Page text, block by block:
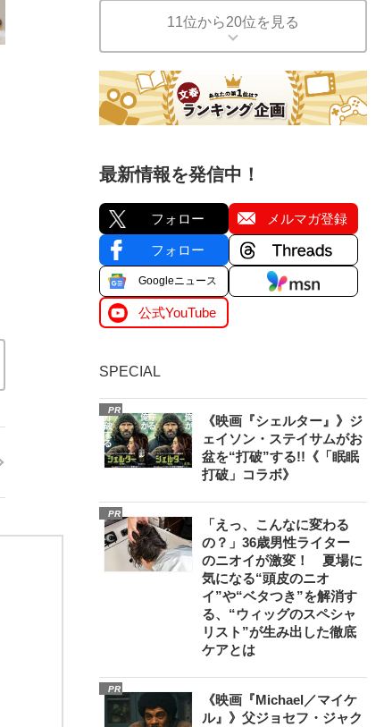
11位から20位を見る
最新情報を発信中！
フォロー メルマガ登録
フォロー
Googleニュース
公式YouTube
SPECIAL
PR
《映画『シェルター』》ジ
ェイソン・ステイサムがお
盆を“打破”する!!《「眠眠
打破」コラボ》
PR
「えっ、こんなに変わる
の？」36歳男性ライター
のニオイが激変！ 夏場に
気になる“頭皮のニオ
イ”や“ベタつき”を解消す
る、“ウィッグのスペシャ
リスト”が生み出した徹底
ケアとは
PR
《映画『Michael／マイケ
ル』》父ジョセフ・ジャク